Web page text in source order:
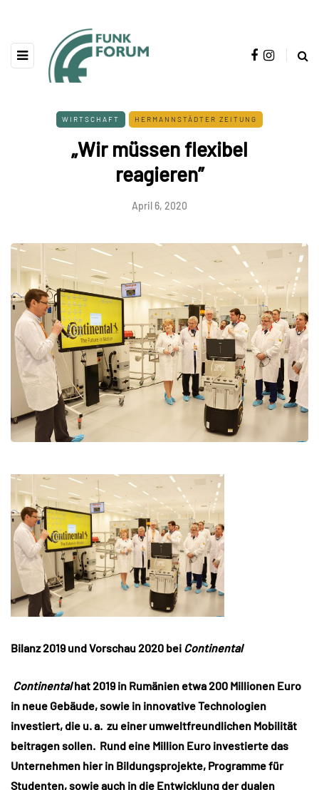
WIRTSCHAFT HERMANNSTÄDTER ZEITUNG
„Wir müssen flexibel
reagieren”
April 6, 2020
Bilanz 2019 und Vorschau 2020 bei Continental
Continentalhat 2019 in Rumänien etwa 200 Millionen Euro
in neue Gebäude, sowie in innovative Technologien
investiert, die u. a. zu einer umweltfreundlichen Mobilität
beitragen sollen. Rund eine Million Euro investierte das
Unternehmen hier in Bildungsprojekte, Programme für
Studenten, sowie auch in die Entwicklung der dualen